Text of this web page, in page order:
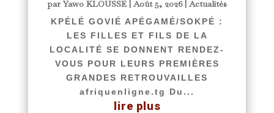
parYawo KLOUSSE|Août 5, 2026|Actualités
KPÉLÉ GOVIÉ APÉGAMÉ/SOKPÉ :
LES FILLES ET FILS DE LA
LOCALITÉ SE DONNENT RENDEZ-
VOUS POUR LEURS PREMIÈRES
GRANDES RETROUVAILLES
afriquenligne.tg Du...
lire plus